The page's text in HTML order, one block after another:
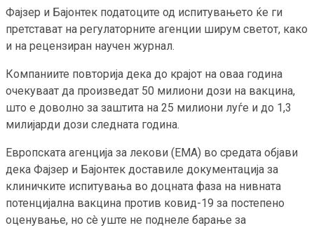
Фајзер и Бајонтек податоците од испитувањето ќе ги
претстават на регулаторните агенции ширум светот, како
и на рецензиран научен журнал.
Компаниите повторија дека до крајот на оваа година
очекуваат да произведат 50 милиони дози на вакцина,
што е доволно за заштита на 25 милиони луѓе и до 1,3
милијарди дози следната година.
Европската агенција за лекови (ЕМА) во средата објави
дека Фајзер и Бајонтек доставиле документација за
клиничките испитувања во доцната фаза на нивната
потенцијална вакцина против ковид-19 за постепено
оценување, но сè уште не поднеле барање за